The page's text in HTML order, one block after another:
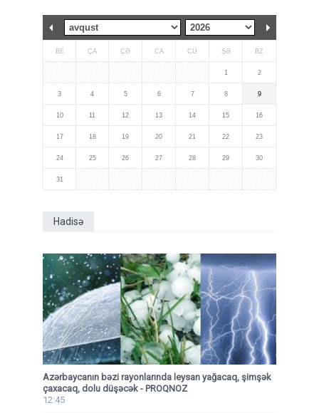
BE ÇA ÇƏ CA CÜ ŞƏ BZ
1 2
3 4 5 6 7 8 9
10 11 12 13 14 15 16
17 18 19 20 21 22 23
24 25 26 27 28 29 30
31
Hadisə
Azərbaycanın bəzi rayonlarında leysan yağacaq, şimşək
çaxacaq, dolu düşəcək - PROQNOZ
12:45